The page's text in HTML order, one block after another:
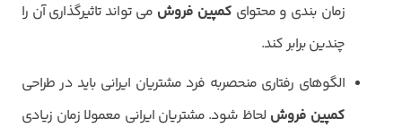
زمان بندی و محتوایکمپین فروش می تواند تاثیرگذاری آن را
چندین برابر کند.
الگوهای رفتاری منحصربه فرد مشتریان ایرانی باید در طراحی
کمپین فروش لحاظ شود. مشتریان ایرانی معمولا زمان زیادی